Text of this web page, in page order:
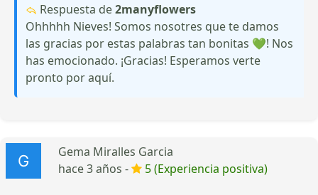
Respuesta de2manyflowers
Ohhhhh Nieves! Somos nosotres que te damos
las gracias por estas palabras tan bonitas 💚! Nos
has emocionado. ¡Gracias! Esperamos verte
pronto por aquí.
Gema Miralles Garcia
hace 3 años -
5 (Experiencia positiva)